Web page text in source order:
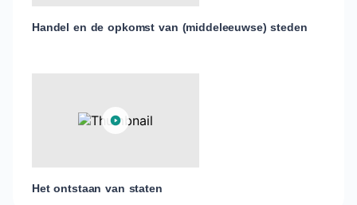
Handel en de opkomst van (middeleeuwse) steden
Het ontstaan van staten